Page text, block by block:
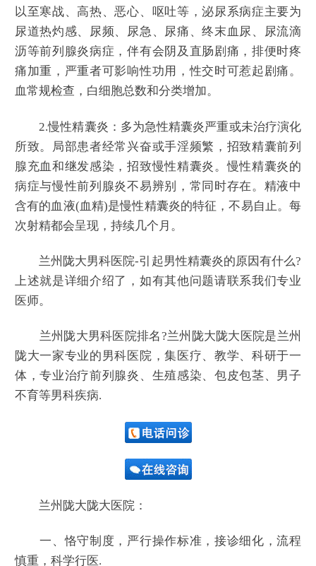
以至寒战、高热、恶心、呕吐等，泌尿系病症主要为
尿道热灼感、尿频、尿急、尿痛、终末血尿、尿流滴
沥等前列腺炎病症，伴有会阴及直肠剧痛，排便时疼
痛加重，严重者可影响性功用，性交时可惹起剧痛。
血常规检查，白细胞总数和分类增加。
2.慢性精囊炎：多为急性精囊炎严重或未治疗演化
所致。局部患者经常兴奋或手淫频繁，招致精囊前列
腺充血和继发感染，招致慢性精囊炎。慢性精囊炎的
病症与慢性前列腺炎不易辨别，常同时存在。精液中
含有的血液(血精)是慢性精囊炎的特征，不易自止。每
次射精都会呈现，持续几个月。
兰州陇大男科医院-引起男性精囊炎的原因有什么?
上述就是详细介绍了，如有其他问题请联系我们专业
医师。
兰州陇大男科医院排名?兰州陇大陇大医院是兰州
陇大一家专业的男科医院，集医疗、教学、科研于一
体，专业治疗前列腺炎、生殖感染、包皮包茎、男子
不育等男科疾病.
兰州陇大陇大医院：
一、恪守制度，严行操作标准，接诊细化，流程
慎重，科学行医.